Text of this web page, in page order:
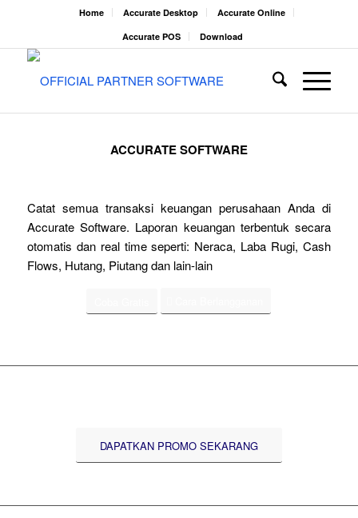
Home Accurate Desktop
Accurate Online
Accurate POS
Download
ACCURATE SOFTWARE
Catat semua transaksi keuangan perusahaan Anda di
Accurate Software. Laporan keuangan terbentuk secara
otomatis dan real time seperti: Neraca, Laba Rugi, Cash
Flows, Hutang, Piutang dan lain-lain
DAPATKAN PROMO SEKARANG